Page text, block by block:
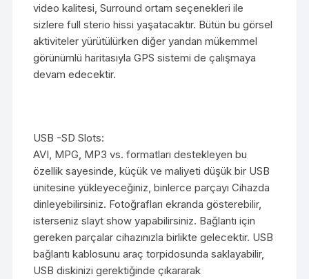
video kalitesi, Surround ortam seçenekleri ile
sizlere full sterio hissi yaşatacaktır. Bütün bu görsel
aktiviteler yürütülürken diğer yandan mükemmel
görünümlü haritasıyla GPS sistemi de çalışmaya
devam edecektir.
USB -SD Slots:
AVI, MPG, MP3 vs. formatları destekleyen bu
özellik sayesinde, küçük ve maliyeti düşük bir USB
ünitesine yükleyeceğiniz, binlerce parçayı Cihazda
dinleyebilirsiniz. Fotoğrafları ekranda gösterebilir,
isterseniz slayt show yapabilirsiniz. Bağlantı için
gereken parçalar cihazınızla birlikte gelecektir. USB
bağlantı kablosunu araç torpidosunda saklayabilir,
USB diskinizi gerektiğinde çıkararak